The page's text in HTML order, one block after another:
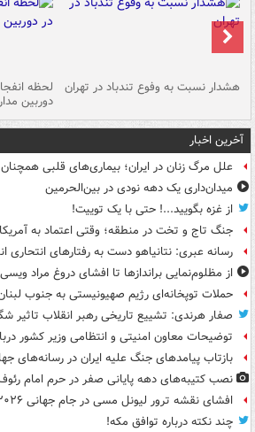
هشدار نسبت به وفوع تندباد در تهران
دوربین
آخرین اخبار
علل مرگ زنان در ایران؛ بیماری‌های قلبی
میدان‌داری یک دهه نودی در بین‌الحرمین
از غزه بگویید...! حتی با یک توییت!
جنگ تاج و تخت در منطقه؛ وقتی اعتماد به
رسانه عبری: نتانیاهو دست به رفتارهای انتحاری
از مظلوم‌نمایی براندازها تا افشای دروغ مراد ویسی
حملات توپخانه‌ای رژیم صهیونیستی به جنوب
صفار هرندی: تشییع تاریخی رهبر انقلاب تاثیر
توضیحات معاون امنیتی و انتظامی وزیر کشور
بازتاب پیامدهای جنگ علیه ایران در رسانه‌های
نصب کتیبه‌های دهه پایانی صفر در حرم امام
افشای نقشه ترور لیونل مسی در جام جهانی ۲۰۲۶
چند نکته درباره توافق مکه!